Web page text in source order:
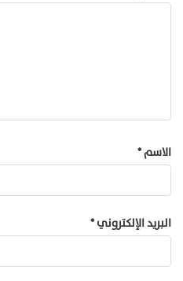
الاسم*
البريد الإلكتروني*